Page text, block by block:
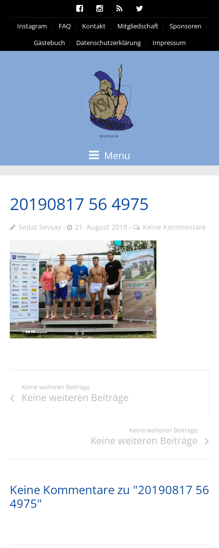
Instagram FAQ Kontakt Mitgliedschaft
Sponsoren
Gästebuch
Datenschutzerklärung Impressum
Menu
20190817 56 4975
Sedat Sevsay 21. August 2019 Keine Kommentare
Keine weiteren Beiträge
Keine weiteren Beiträge
Keine weiteren Beiträge
Keine weiteren Beiträge
Keine Kommentare zu "20190817 56
4975"